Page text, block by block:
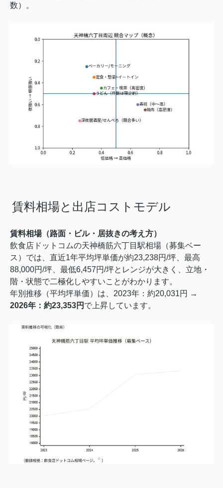
数）。
賃料相場と出店コストモデル
賃料相場（路面・ビル・居抜きの考え方）
飲食店ドットコムの天神橋筋六丁目駅相場（募集ベー
ス）では、直近1年平均坪単価が約23,238円/坪、最高
88,000円/坪、最低6,457円/坪とレンジが大きく、立地・
階・状態で二極化しやすいことがわかります。
年別推移（平均坪単価）は、2023年：約20,031円 →
2026年：約23,353円 で上昇しています。